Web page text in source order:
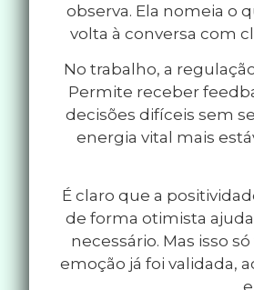
observa. Ela nomeia o
volta à conversa com
No trabalho, a
Permite receber
decisões difíceis sem
energia vital mais
É claro que a
de forma otimista
necessário. Mas isso
emoção já foi validada,